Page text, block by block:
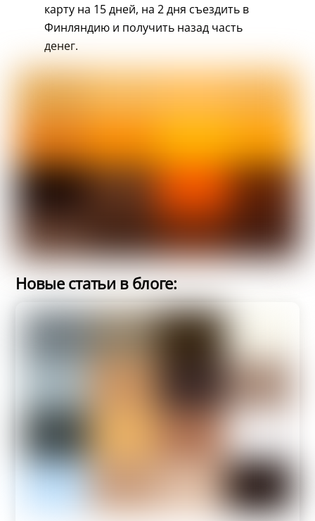
карту на 15 дней, на 2 дня съездить в
Финляндию и получить назад часть
денег.
Новые статьи в блоге: